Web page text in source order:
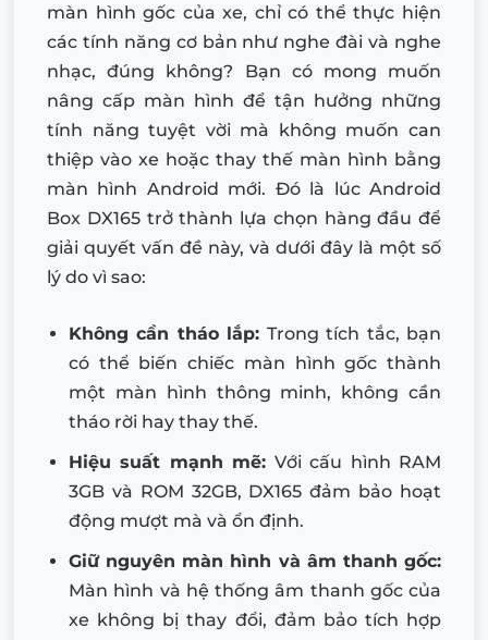
màn hình gốc của xe, chỉ có thể thực hiện
các tính năng cơ bản như nghe đài và nghe
nhạc, đúng không? Bạn có mong muốn
nâng cấp màn hình để tận hưởng những
tính năng tuyệt vời mà không muốn can
thiệp vào xe hoặc thay thế màn hình bằng
màn hình Android mới. Đó là lúc Android
Box DX165 trở thành lựa chọn hàng đầu để
giải quyết vấn đề này, và dưới đây là một số
lý do vì sao:
Không cần tháo lắp: Trong tích tắc, bạn
có thể biến chiếc màn hình gốc thành
một màn hình thông minh, không cần
tháo rời hay thay thế.
Hiệu suất mạnh mẽ: Với cấu hình RAM
3GB và ROM 32GB, DX165 đảm bảo hoạt
động mượt mà và ổn định.
Giữ nguyên màn hình và âm thanh gốc:
Màn hình và hệ thống âm thanh gốc của
xe không bị thay đổi, đảm bảo tích hợp